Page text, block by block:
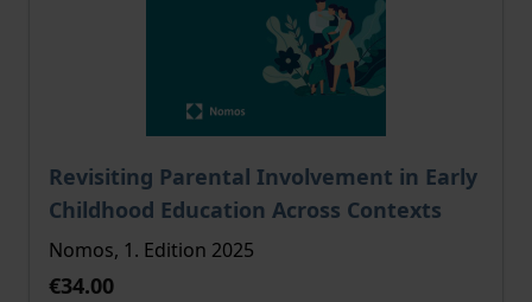
Revisiting Parental Involvement in Early
Childhood Education Across Contexts
The price depends on the options chosen on the
Nomos, 1. Edition 2025
€34.00